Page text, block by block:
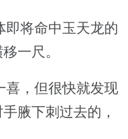
将命中玉天龙的
一尺。
，但很快就发现
腋下刺过去的，